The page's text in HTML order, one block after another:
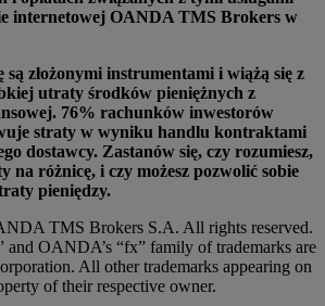
internetowej OANDA TMS Brokers w
złożonymi instrumentami i wiążą się z
utraty środków pieniężnych z
76% rachunków inwestorów
straty w wyniku handlu kontraktami
dostawcy. Zastanów się, czy rozumiesz,
na różnicę, i czy możesz pozwolić sobie
pieniędzy.
TMS Brokers S.A. All rights reserved.
OANDA’s “fx” family of trademarks are
All other trademarks appearing on
of their respective owner.